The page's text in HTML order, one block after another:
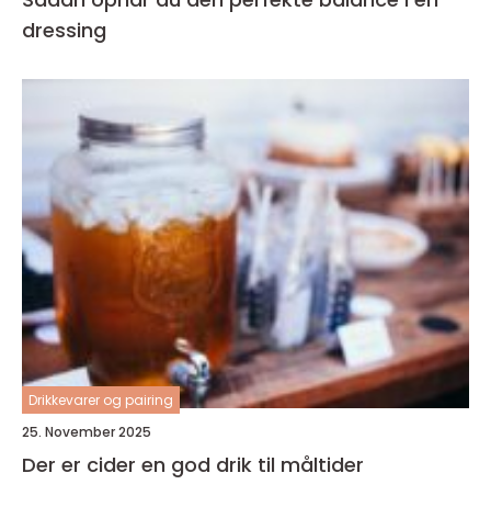
dressing
Drikkevarer og pairing
25. November 2025
Der er cider en god drik til måltider